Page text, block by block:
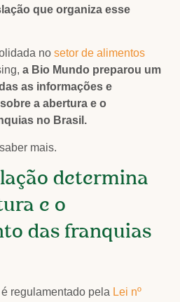
que organiza esse
no setor de alimentos
a Bio Mundo preparou um
as informações e
a abertura e o
no Brasil.
mais.
determina
e o
das franquias
regulamentado pela Lei nº